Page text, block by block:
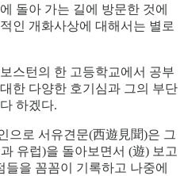
돌아 가는 길에 방문한 것에
인 개화사상에 대해서는 별로
스턴의 한 고등학교에서 공부
한 다양한 호기심과 그의 부단
하겠다.
으로 서유견문(西遊見聞)은 그
유럽)을 돌아보면서 (遊) 보고
을 꼼꼼이 기록하고 나중에